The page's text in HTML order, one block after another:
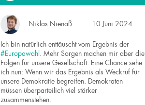
Niklas Nienaß 10 Juni 2024
Ich bin natürlich enttäuscht vom Ergebnis der
#Europawahl . Mehr Sorgen machen mir aber die
Folgen für unsere Gesellschaft. Eine Chance sehe
ich nun: Wenn wir das Ergebnis als Weckruf für
unsere Demokratie begreifen. Demokraten
müssen überparteilich viel stärker
zusammenstehen.